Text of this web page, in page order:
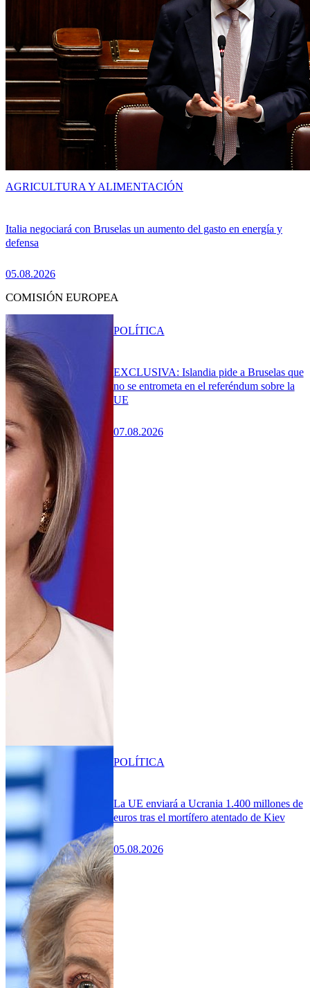
Italia negociará con Bruselas un aumento del gasto en energía y
defensa
05.08.2026
AGRICULTURA Y ALIMENTACIÓN
COMISIÓN EUROPEA
EXCLUSIVA: Islandia pide a Bruselas que
no se entrometa en el referéndum sobre la
UE
07.08.2026
POLÍTICA
La UE enviará a Ucrania 1.400 millones de
euros tras el mortífero atentado de Kiev
05.08.2026
POLÍTICA